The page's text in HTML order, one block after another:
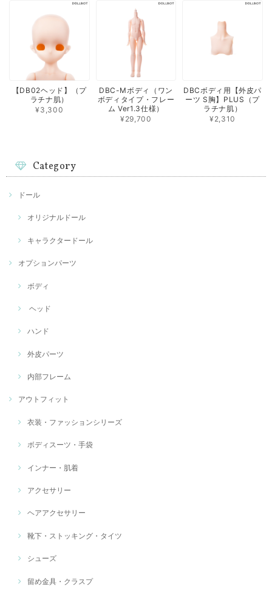
【DB02ヘッド】（プ
ラチナ肌）
¥3,300
DBC-Mボディ（ワン
ボディタイプ・フレー
ム Ver1.3仕様）
¥29,700
DBCボディ用【外皮パ
ーツ S胸】PLUS（プ
ラチナ肌）
¥2,310
Category
ドール
オリジナルドール
キャラクタードール
オプションパーツ
ボディ
ヘッド
ハンド
外皮パーツ
内部フレーム
アウトフィット
衣装・ファッションシリーズ
ボディスーツ・手袋
インナー・肌着
アクセサリー
ヘアアクセサリー
靴下・ストッキング・タイツ
シューズ
留め金具・クラスプ